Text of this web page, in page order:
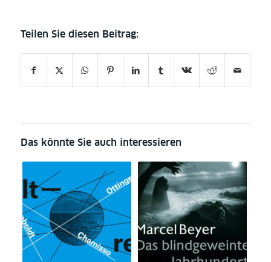
Das könnte Sie auch interessieren